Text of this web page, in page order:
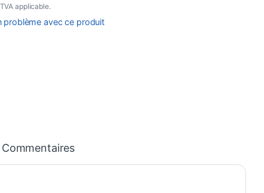
applicable.
problème avec ce produit
Commentaires